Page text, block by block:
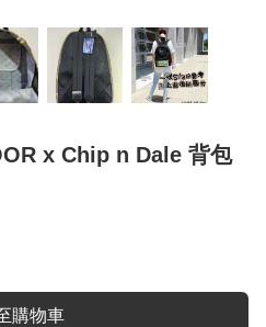
x Chip n Dale 背包
購物車